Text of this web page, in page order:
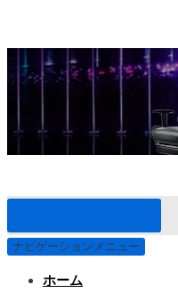
ナビゲーションメニュー
ホーム